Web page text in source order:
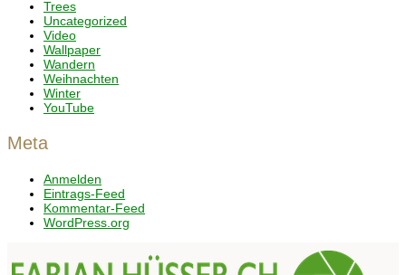
Trees
Uncategorized
Video
Wallpaper
Wandern
Weihnachten
Winter
YouTube
Meta
Anmelden
Eintrags-Feed
Kommentar-Feed
WordPress.org